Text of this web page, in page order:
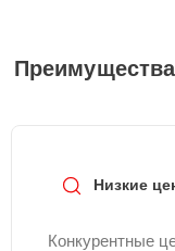
Низкие
Конкурентные